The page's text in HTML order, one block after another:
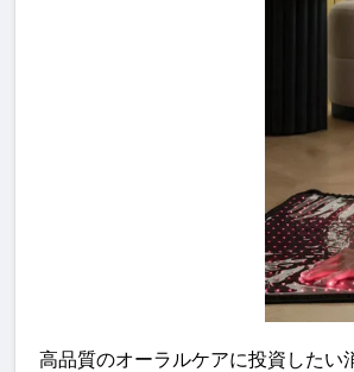
高品質のオーラルケアに投資したい